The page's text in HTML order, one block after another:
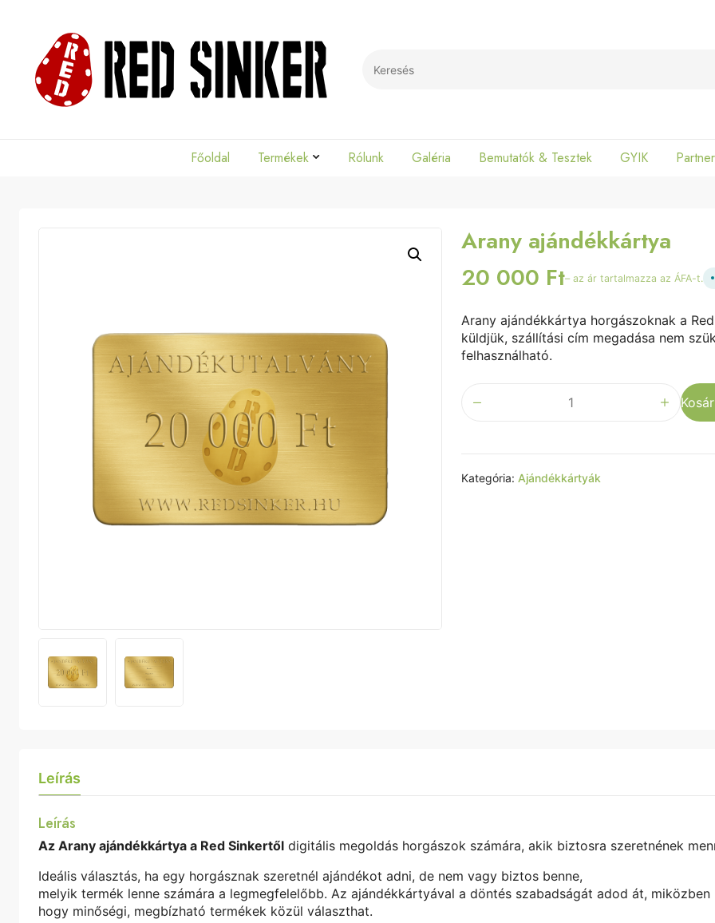
Főoldal Termékek Rólunk Galéria Bemutatók & Tesztek GYIK
Arany ajándékkártya
20 000 Ft– az ár tartalmazza az ÁFA-t.
Arany ajándékkártya horgászoknak a
küldjük, szállítási cím megadása nem
felhasználható.
Kategória: Ajándékkártyák
Leírás
Leírás
Az Arany ajándékkártya a Red Sinkertől digitális megoldás horgászok számára, akik biztosra szeretnének
Ideális választás, ha egy horgásznak szeretnél ajándékot adni, de nem vagy biztos benne,
melyik termék lenne számára a legmegfelelőbb. Az ajándékkártyával a döntés szabadságát adod át,
hogy minőségi, megbízható termékek közül választhat.